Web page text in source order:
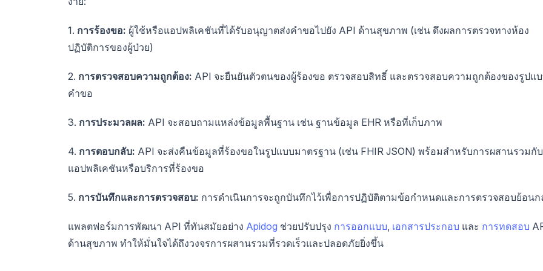
1. การร้องขอ: ผู้ใช้หรือแอปพลิเคชันที่ได้รับอนุญาตส่งคำขอไปยัง API ด้านสุขภาพ (เช่น ดึงผลการตรวจทางห้อง
ปฏิบัติการของผู้ป่วย)
2. การตรวจสอบความถูกต้อง: API จะยืนยันตัวตนของผู้ร้องขอ ตรวจสอบสิทธิ์ และตรวจสอบความถูกต้องของรูปแ
คำขอ
3. การประมวลผล: API จะสอบถามแหล่งข้อมูลพื้นฐาน เช่น ฐานข้อมูล EHR หรือที่เก็บภาพ
4. การตอบกลับ: API จะส่งคืนข้อมูลที่ร้องขอในรูปแบบมาตรฐาน (เช่น FHIR JSON) พร้อมสำหรับการผสานรวมกับ
แอปพลิเคชันหรือบริการที่ร้องขอ
5. การบันทึกและการตรวจสอบ: การดำเนินการจะถูกบันทึกไว้เพื่อการปฏิบัติตามข้อกำหนดและการตรวจสอบย้อนก
แพลตฟอร์มการพัฒนา API ที่ทันสมัยอย่าง Apidog ช่วยปรับปรุง การออกแบบ เอกสารประกอบ และ การทดสอบ
ด้านสุขภาพ ทำให้มั่นใจได้ถึงวงจรการผสานรวมที่รวดเร็วและปลอดภัยยิ่งขึ้น